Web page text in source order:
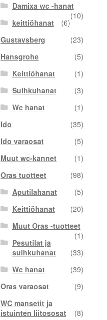
Damixa wc -hanat
(10)
keittiöhanat
(6)
Gustavsberg
(23)
Hansgrohe
(5)
Keittiöhanat
(1)
Suihkuhanat
(3)
Wc hanat
(1)
Ido
(35)
Ido varaosat
(5)
Muut wc-kannet
(1)
Oras tuotteet
(98)
Aputilahanat
(5)
Keittiöhanat
(20)
Muut Oras -tuotteet
(1)
Pesutilat ja
suihkuhanat
(33)
Wc hanat
(39)
Oras varaosat
(9)
WC mansetit ja
istuinten liitososat
(8)